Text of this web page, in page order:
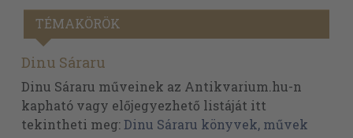
TÉMAKÖRÖK
Dinu Sáraru
Dinu Sáraru műveinek az Antikvarium.hu-n
kapható vagy előjegyezhető listáját itt
tekintheti meg:Dinu Sáraru könyvek, művek